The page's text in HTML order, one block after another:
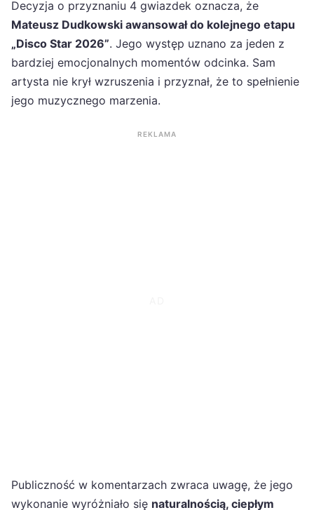
Decyzja o przyznaniu 4 gwiazdek oznacza, że
Mateusz Dudkowski awansował do kolejnego etapu
„Disco Star 2026”. Jego występ uznano za jeden z
bardziej emocjonalnych momentów odcinka. Sam
artysta nie krył wzruszenia i przyznał, że to spełnienie
jego muzycznego marzenia.
REKLAMA
Publiczność w komentarzach zwraca uwagę, że jego
wykonanie wyróżniało się naturalnością, ciepłym